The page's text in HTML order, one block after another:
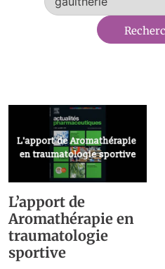
L’apport de
Aromathérapie en
traumatologie
sportive